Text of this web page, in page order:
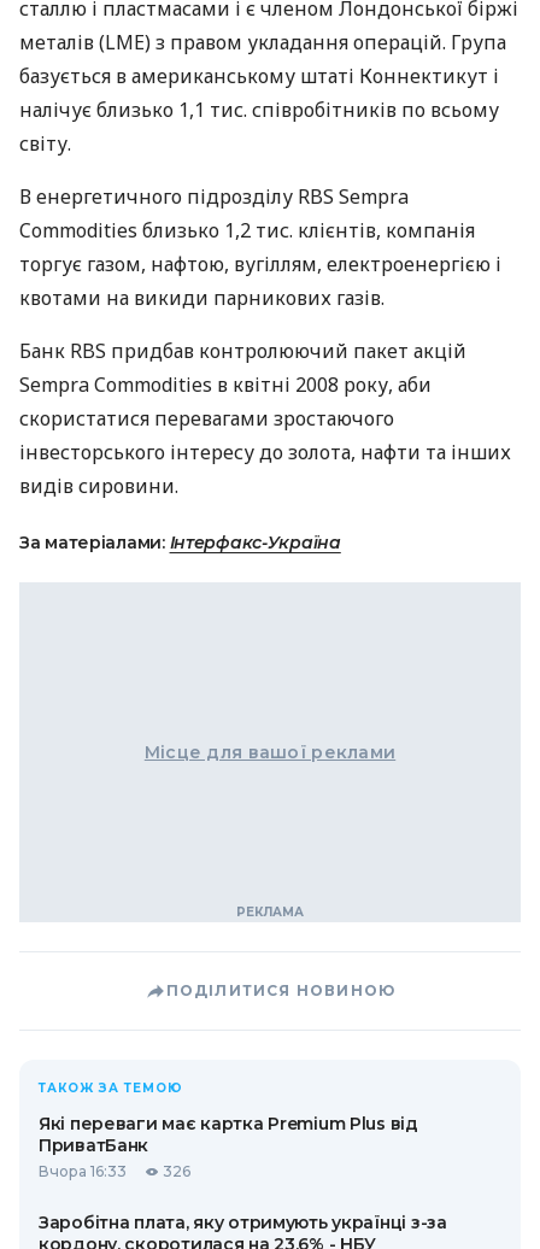
сталлю і пластмасами і є членом Лондонської біржі
металів (LME) з правом укладання операцій. Група
базується в американському штаті Коннектикут і
налічує близько 1,1 тис. співробітників по всьому
світу.
В енергетичного підрозділу RBS Sempra
Commodities близько 1,2 тис. клієнтів, компанія
торгує газом, нафтою, вугіллям, електроенергією і
квотами на викиди парникових газів.
Банк RBS придбав контролюючий пакет акцій
Sempra Commodities в квітні 2008 року, аби
скористатися перевагами зростаючого
інвесторського інтересу до золота, нафти та інших
видів сировини.
За матеріалами: Інтерфакс-Україна
Місце для вашої реклами
ПОДІЛИТИСЯ НОВИНОЮ
ТАКОЖ ЗА ТЕМОЮ
Які переваги має картка Premium Plus від
ПриватБанк
Вчора 16:33 326
Заробітна плата, яку отримують українці з-за
кордону, скоротилася на 23,6% - НБУ